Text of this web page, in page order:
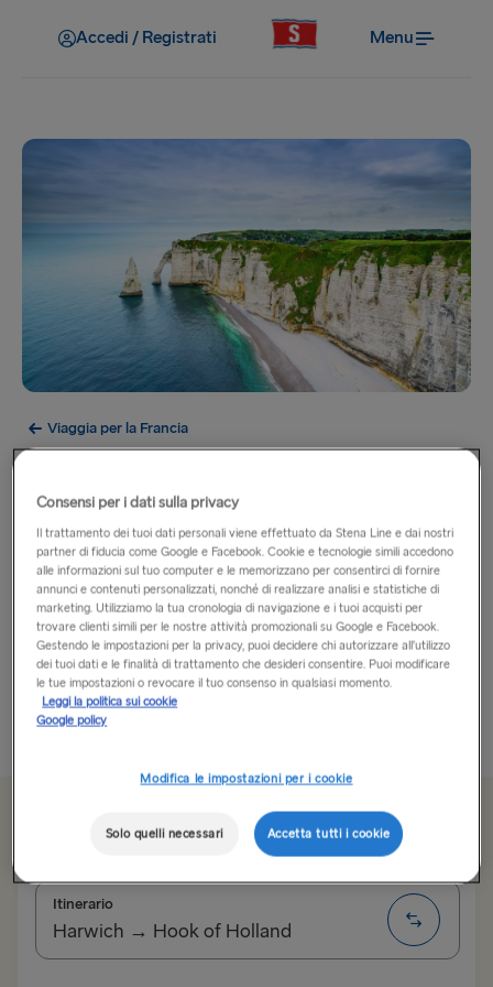
Accedi / Registrati Menu
Viaggia per la Francia
Parti per un viaggio alla scoperta dell’incantevole
fascino della Normandia al tuo ritmo. Immergiti nei suoi
tesori storici, gusta la deliziosa cucina e scopri i suoi
paesaggi variegati.
La Normandia vanta scogliere spettacolari, spiagge
sabbiose e una campagna lussureggiante...
Più informazioni
Da 107.00€ sola andata, auto e conducente
Itinerario
Harwich → Hook of Holland
Consensi per i dati sulla privacy
Il trattamento dei tuoi dati personali viene effettuato da Stena Line e dai nostri
partner di fiducia come Google e Facebook. Cookie e tecnologie simili accedono
alle informazioni sul tuo computer e le memorizzano per consentirci di fornire
annunci e contenuti personalizzati, nonché di realizzare analisi e statistiche di
marketing. Utilizziamo la tua cronologia di navigazione e i tuoi acquisti per
trovare clienti simili per le nostre attività promozionali su Google e Facebook.
Gestendo le impostazioni per la privacy, puoi decidere chi autorizzare all’utilizzo
dei tuoi dati e le finalità di trattamento che desideri consentire. Puoi modificare
le tue impostazioni o revocare il tuo consenso in qualsiasi momento.
Leggi la politica sui cookie
Google policy
Modifica le impostazioni per i cookie
Solo quelli necessari Accetta tutti i cookie